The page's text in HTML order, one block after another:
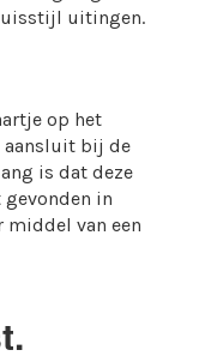
uitingen.
op het
aansluit bij de
is dat deze
in
middel van een